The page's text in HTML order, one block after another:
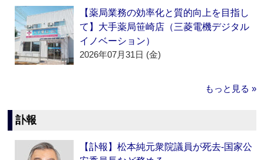
【薬局業務の効率化と質的向上を目指し
て】大手薬局笹崎店（三菱電機デジタル
イノベーション）
2026年07月31日 (金)
もっと見る »
訃報
【訃報】松本純元衆院議員が死去‐国家公